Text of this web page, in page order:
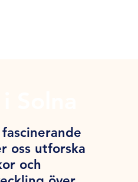
oss utforska
och